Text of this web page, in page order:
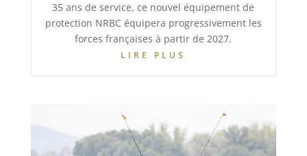
35 ans de service, ce nouvel équipement de
protection NRBC équipera progressivement les
forces françaises à partir de 2027.
LIRE PLUS